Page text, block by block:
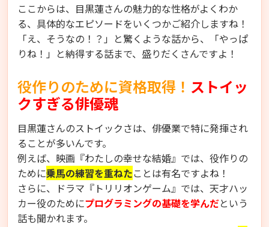
ここからは、目黒蓮さんの魅力的な性格がよくわか
る、具体的なエピソードをいくつかご紹介しますね！
「え、そうなの！？」と驚くような話から、「やっぱ
りね！」と納得する話まで、盛りだくさんですよ！
役作りのために資格取得！ ストイッ
クすぎる俳優魂
目黒蓮さんのストイックさは、俳優業で特に発揮され
ることが多いんです。
例えば、映画『わたしの幸せな結婚』では、役作りの
ために乗馬の練習を重ねたことは有名ですよね！
さらに、ドラマ『トリリオンゲーム』では、天才ハッ
カー役のためにプログラミングの基礎を学んだという
話も聞かれます。